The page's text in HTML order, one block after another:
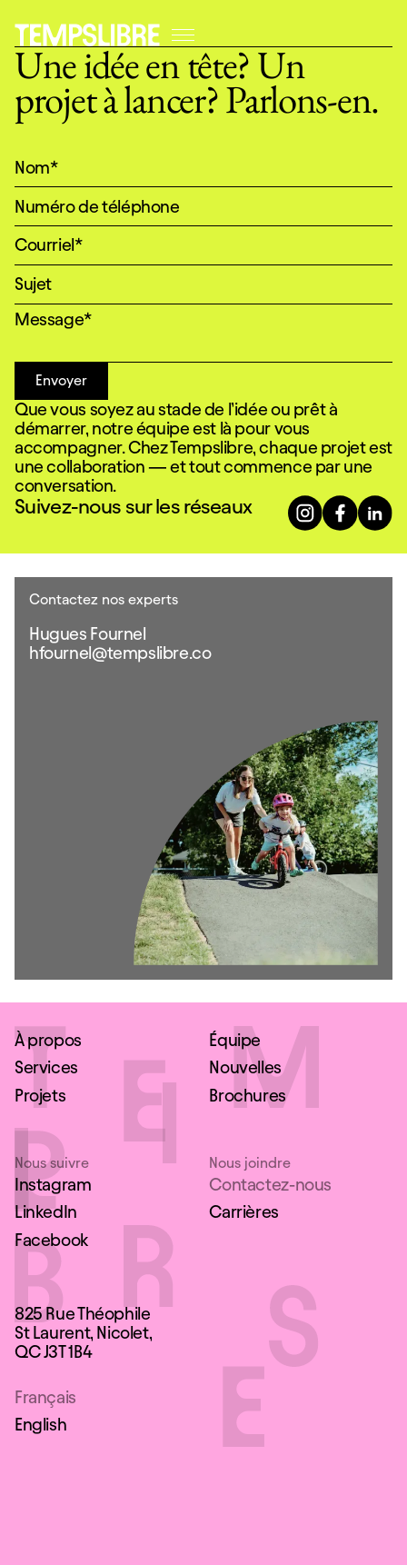
Une idée en tête? Un
projet à lancer? Parlons-en.
Envoyer
Envoyer
Que vous soyez au stade de l’idée ou prêt à
démarrer, notre équipe est là pour vous
accompagner. Chez Tempslibre, chaque projet est
une collaboration — et tout commence par une
conversation.
Suivez-nous sur les réseaux
Contactez nos experts
Hugues Fournel
hfournel@tempslibre.co
À propos
Services
Projets
Équipe
Nouvelles
Brochures
Nous suivre
Instagram
LinkedIn
Facebook
Nous joindre
Contactez-nous
Carrières
825 Rue Théophile
St Laurent, Nicolet,
QC J3T 1B4
Français
English